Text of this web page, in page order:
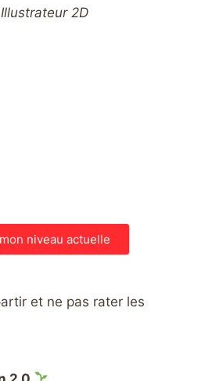
2D
niveau actuelle
et ne pas rater les